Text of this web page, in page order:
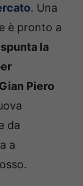
. Una
è pronto a
spunta la
Piero
da
a